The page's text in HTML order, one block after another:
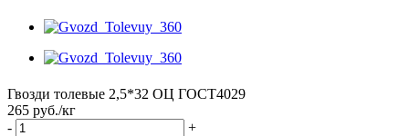
Гвозди толевые 2,5*32 ОЦ ГОСТ4029
265 руб./кг
-
+